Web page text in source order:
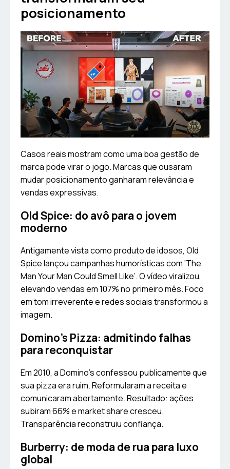
posicionamento
Casos reais mostram como uma boa gestão de
marca pode virar o jogo. Marcas que ousaram
mudar posicionamento ganharam relevância e
vendas expressivas.
Old Spice: do avô para o jovem
moderno
Antigamente vista como produto de idosos, Old
Spice lançou campanhas humorísticas com ‘The
Man Your Man Could Smell Like’. O vídeo viralizou,
elevando vendas em 107% no primeiro mês. Foco
em tom irreverente e redes sociais transformou a
imagem.
Domino’s Pizza: admitindo falhas
para reconquistar
Em 2010, a Domino’s confessou publicamente que
sua pizza era ruim. Reformularam a receita e
comunicaram abertamente. Resultado: ações
subiram 66% e market share cresceu.
Transparência reconstruiu confiança.
Burberry: de moda de rua para luxo
global